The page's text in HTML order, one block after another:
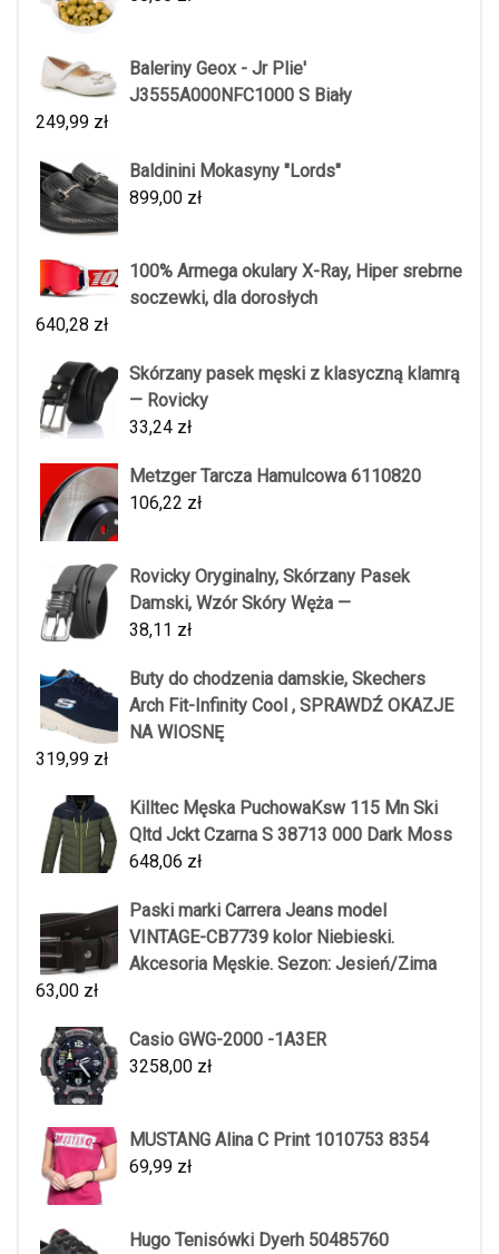
Baleriny Geox - Jr Plie'
J3555A000NFC1000 S Biały
249,99 zł
Baldinini Mokasyny "Lords"
899,00 zł
100% Armega okulary X-Ray, Hiper srebrne
soczewki, dla dorosłych
640,28 zł
Skórzany pasek męski z klasyczną klamrą
— Rovicky
33,24 zł
Metzger Tarcza Hamulcowa 6110820
106,22 zł
Rovicky Oryginalny, Skórzany Pasek
Damski, Wzór Skóry Węża —
38,11 zł
Buty do chodzenia damskie, Skechers
Arch Fit-Infinity Cool , SPRAWDŹ OKAZJE
NA WIOSNĘ
319,99 zł
Killtec Męska PuchowaKsw 115 Mn Ski
Qltd Jckt Czarna S 38713 000 Dark Moss
648,06 zł
Paski marki Carrera Jeans model
VINTAGE-CB7739 kolor Niebieski.
Akcesoria Męskie. Sezon: Jesień/Zima
63,00 zł
Casio GWG-2000 -1A3ER
3258,00 zł
MUSTANG Alina C Print 1010753 8354
69,99 zł
Hugo Tenisówki Dyerh 50485760